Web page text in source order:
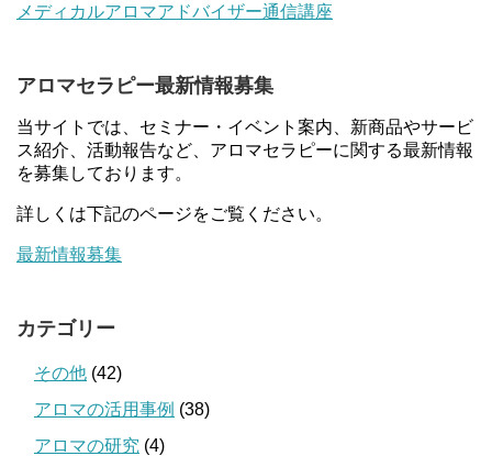
メディカルアロマアドバイザー通信講座
アロマセラピー最新情報募集
当サイトでは、セミナー・イベント案内、新商品やサービ
ス紹介、活動報告など、アロマセラピーに関する最新情報
を募集しております。
詳しくは下記のページをご覧ください。
最新情報募集
カテゴリー
その他 (42)
アロマの活用事例 (38)
アロマの研究 (4)